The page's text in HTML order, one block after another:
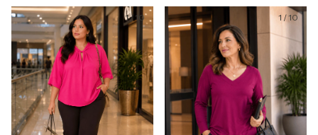
1/ 10 1 / 10